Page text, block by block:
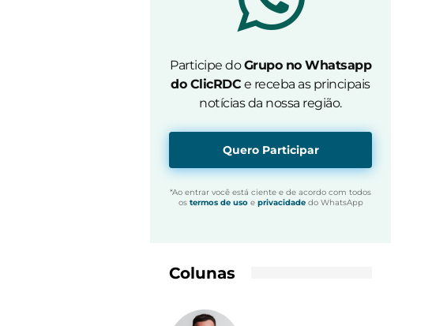
Participe doGrupo no Whatsapp
do ClicRDC e receba as principais
notícias da nossa região.
Quero Participar
*Ao entrar você está ciente e de acordo com todos
os termos de usoe privacidadedo WhatsApp
Colunas